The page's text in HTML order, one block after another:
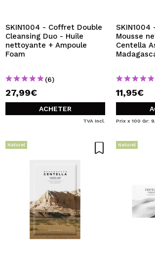
En créant un compte sur Maquibeauty.fr
effectuer vos achats rapidement,
commandes et consulter vos opérations
CRÉER UN COMPTE
SKIN1004 - Coffret Double
Cleansing Duo - Huile
nettoyante + Ampoule
Foam
(6)
27,99€
ACHETER
TVA Incl.
Mousse
Centella
11,95€
Prix x 100 Gr:
Naturel Naturel